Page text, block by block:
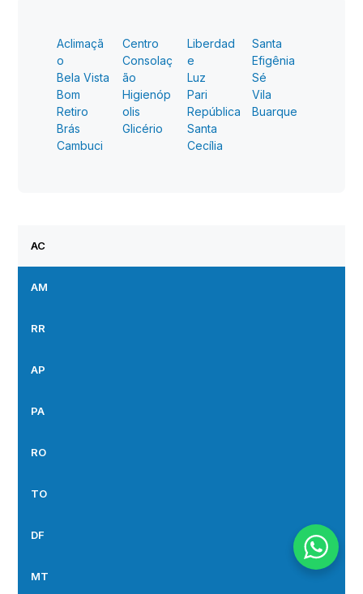
Aclimaçã
o
Bela Vista
Bom
Retiro
Brás
Cambuci
Centro
Consolaç
ão
Higienóp
olis
Glicério
Liberdad
e
Luz
Pari
República
Santa
Cecília
Santa
Efigênia
Sé
Vila
Buarque
AC
AM
RR
AP
PA
RO
TO
DF
MT